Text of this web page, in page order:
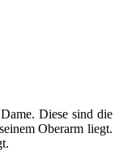
Diese sind die
Oberarm liegt.